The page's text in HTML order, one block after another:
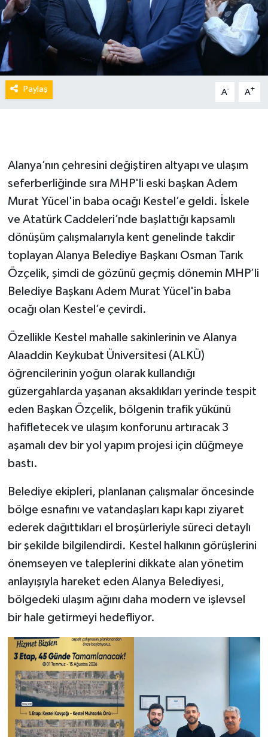
Paylaş A- A+
Alanya’nın çehresini değiştiren altyapı ve ulaşım
seferberliğinde sıra MHP'li eski başkan Adem
Murat Yücel'in baba ocağı Kestel’e geldi. İskele
ve Atatürk Caddeleri’nde başlattığı kapsamlı
dönüşüm çalışmalarıyla kent genelinde takdir
toplayan Alanya Belediye Başkanı Osman Tarık
Özçelik, şimdi de gözünü geçmiş dönemin MHP’li
Belediye Başkanı Adem Murat Yücel'in baba
ocağı olan Kestel’e çevirdi.
Özellikle Kestel mahalle sakinlerinin ve Alanya
Alaaddin Keykubat Üniversitesi (ALKÜ)
öğrencilerinin yoğun olarak kullandığı
güzergahlarda yaşanan aksaklıkları yerinde tespit
eden Başkan Özçelik, bölgenin trafik yükünü
hafifletecek ve ulaşım konforunu artıracak 3
aşamalı dev bir yol yapım projesi için düğmeye
bastı.
Belediye ekipleri, planlanan çalışmalar öncesinde
bölge esnafını ve vatandaşları kapı kapı ziyaret
ederek dağıttıkları el broşürleriyle süreci detaylı
bir şekilde bilgilendirdi. Kestel halkının görüşlerini
önemseyen ve taleplerini dikkate alan yönetim
anlayışıyla hareket eden Alanya Belediyesi,
bölgedeki ulaşım ağını daha modern ve işlevsel
bir hale getirmeyi hedefliyor.